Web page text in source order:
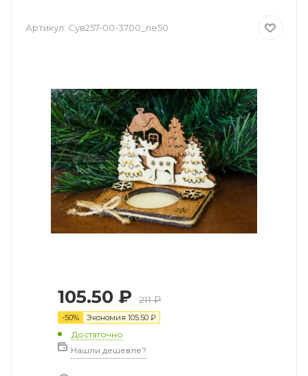
Артикул: Сув257-00-3700_ne50
105.50 ₽ 211₽
-50% Экономия 105.50 ₽
Достаточно
Нашли дешевле?